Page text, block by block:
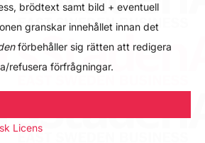
brödtext samt bild + eventuell
granskar innehållet innan det
förbehåller sig rätten att redigera
refusera förfrågningar.
Licens